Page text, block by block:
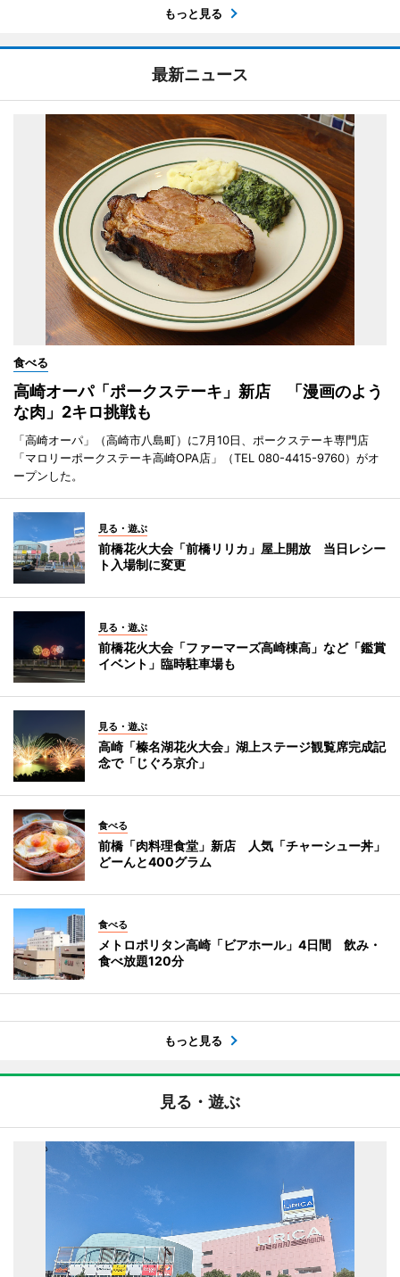
もっと見る
最新ニュース
食べる
高崎オーパ「ポークステーキ」新店 「漫画のよう
な肉」2キロ挑戦も
「高崎オーパ」（高崎市八島町）に7月10日、ポークステーキ専門店
「マロリーポークステーキ高崎OPA店」（TEL 080-4415-9760）がオ
ープンした。
見る・遊ぶ
前橋花火大会「前橋リリカ」屋上開放 当日レシー
ト入場制に変更
見る・遊ぶ
前橋花火大会「ファーマーズ高崎棟高」など「鑑賞
イベント」臨時駐車場も
見る・遊ぶ
高崎「榛名湖花火大会」湖上ステージ観覧席完成記
念で「じぐろ京介」
食べる
前橋「肉料理食堂」新店 人気「チャーシュー丼」
どーんと400グラム
食べる
メトロポリタン高崎「ビアホール」4日間 飲み・
食べ放題120分
もっと見る
見る・遊ぶ